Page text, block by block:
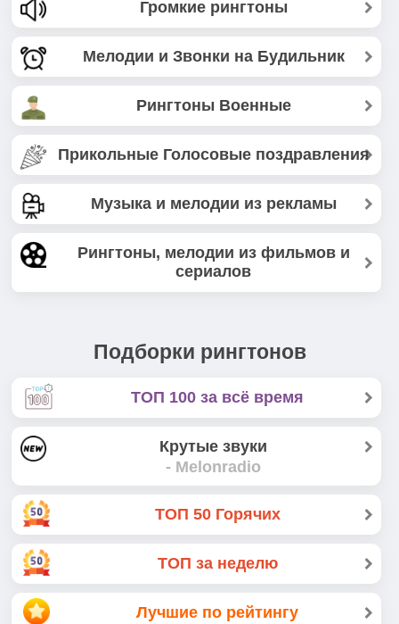
Громкие рингтоны
Мелодии и Звонки на Будильник
Рингтоны Военные
Прикольные Голосовые поздравления
Музыка и мелодии из рекламы
Рингтоны, мелодии из фильмов и
сериалов
Подборки рингтонов
ТОП 100 за всё время
Крутые звуки
- Melonradio
ТОП 50 Горячих
ТОП за неделю
Лучшие по рейтингу